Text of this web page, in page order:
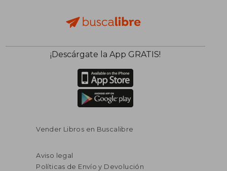
¡Descárgate la App GRATIS!
Vender Libros en Buscalibre
Aviso legal
Políticas de Envío y Devolución